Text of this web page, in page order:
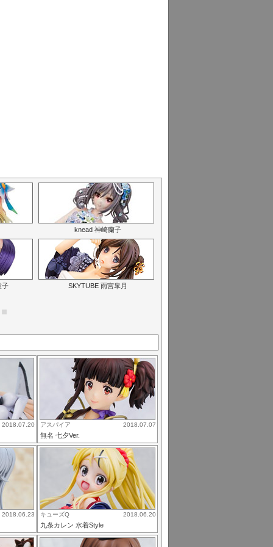
knead 神崎蘭子
子 SKYTUBE 雨宮皐月
2018.07.20 アスパイア 2018.07.07
無名 七夕Ver.
2018.06.23 キューズQ 2018.06.20
九条カレン 水着Style